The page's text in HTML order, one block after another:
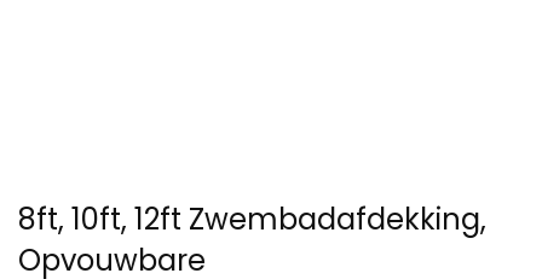
8ft, 10ft, 12ft Zwembadafdekking,
Opvouwbare